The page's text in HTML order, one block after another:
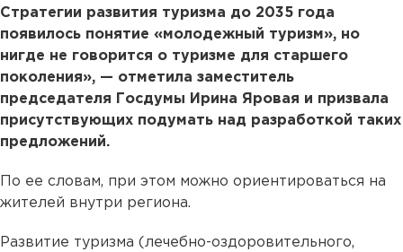
Стратегии развития туризма до 2035 года
появилось понятие «молодежный туризм», но
нигде не говорится о туризме для старшего
поколения», — отметила заместитель
председателя Госдумы Ирина Яровая и призвала
присутствующих подумать над разработкой таких
предложений.
По ее словам, при этом можно ориентироваться на
жителей внутри региона.
Развитие туризма (лечебно-оздоровительного,